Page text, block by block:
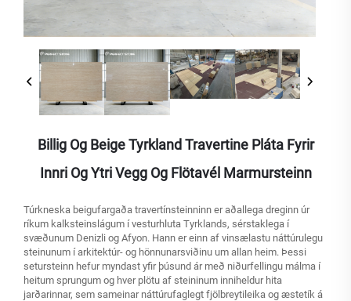
Billig Og Beige Tyrkland Travertine Pláta Fyrir
Innri Og Ytri Vegg Og Flötavél Marmursteinn
Túrkneska beigufargaða travertínsteinninn er aðallega dreginn úr
ríkum kalksteinslágum í vesturhluta Tyrklands, sérstaklega í
svæðunum Denizli og Afyon. Hann er einn af vinsælastu náttúrulegu
steinunum í arkitektúr- og hönnunarsviðinu um allan heim. Þessi
setursteinn hefur myndast yfir þúsund ár með niðurfellingu málma í
heitum sprungum og hver plötu af steininum inniheldur hita
jarðarinnar, sem sameinar náttúrufaglegt fjölbreytileika og æstetík á